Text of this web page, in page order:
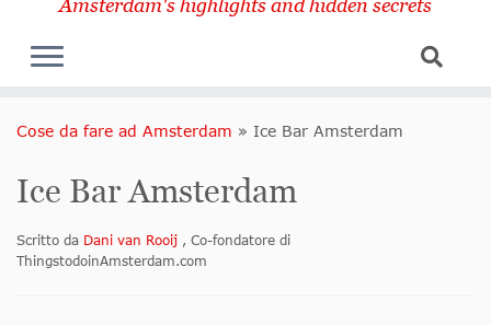
Amsterdam's highlights and hidden secrets
Cose da fare ad Amsterdam » Ice Bar Amsterdam
Ice Bar Amsterdam
Scritto da Dani van Rooij , Co-fondatore di
ThingstodoinAmsterdam.com